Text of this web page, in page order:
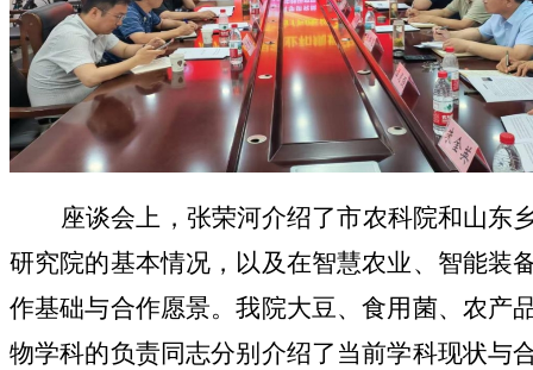
座谈会上，张荣河介绍了市农科院和山东
研究院的基本情况，以及在智慧农业、智能装
作基础与合作愿景。我院大豆、食用菌、农产
物学科的负责同志分别介绍了 当前学科现状与